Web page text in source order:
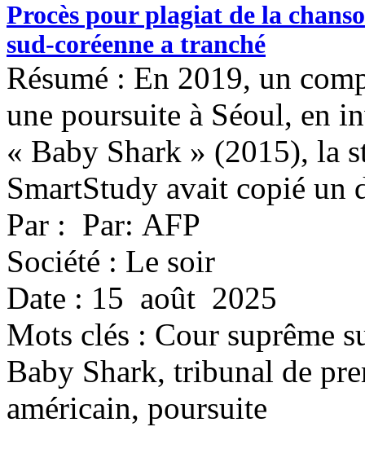
Procès pour plagiat de la
sud-coréenne a tranché
Résumé : En 2019, un
une poursuite à Séoul, en
« Baby Shark » (2015), la
SmartStudy avait copié un
Par : Par: AFP
Société : Le soir
Date : 15 août 2025
Mots clés : Cour suprême
Baby Shark, tribunal de
américain, poursuite